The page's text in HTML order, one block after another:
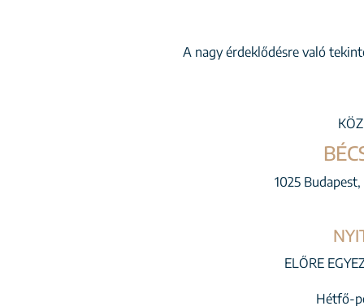
A nagy érdeklődésre való
1025
ELŐRE
Hétfő-